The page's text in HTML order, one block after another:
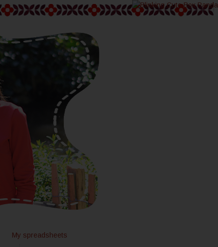
My spreadsheets